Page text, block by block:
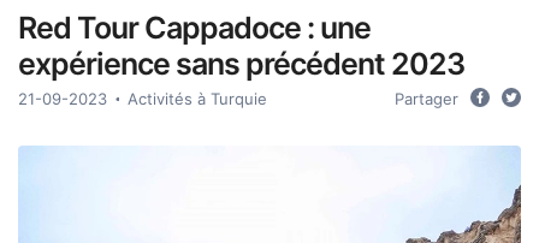
Red Tour Cappadoce : une
expérience sans précédent 2023
21-09-2023 Activités à Turquie Partager